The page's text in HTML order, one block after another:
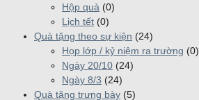
Hộp quà (0)
Lịch tết (0)
Quà tặng theo sự kiện (24)
Họp lớp / kỷ niệm ra trường (0)
Ngày 20/10 (24)
Ngày 8/3 (24)
Quà tặng trưng bày (5)